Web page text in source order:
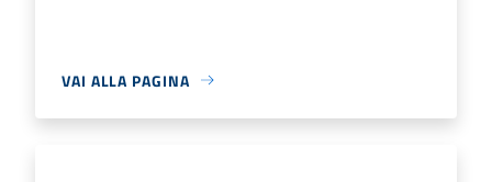
VAI ALLA PAGINA